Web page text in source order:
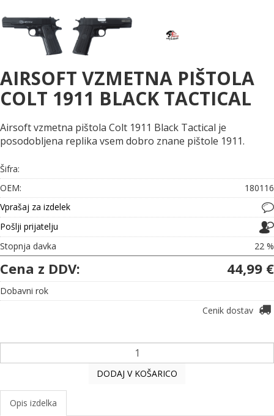
AIRSOFT VZMETNA PIŠTOLA
COLT 1911 BLACK TACTICAL
Airsoft vzmetna pištola Colt 1911 Black Tactical je
posodobljena replika vsem dobro znane pištole 1911.
Šifra:
OEM:
180116
Vprašaj za izdelek
Pošlji prijatelju
Stopnja davka
22 %
Cena z DDV: 44,99 €
Dobavni rok
Cenik dostav
DODAJ V KOŠARICO
Opis izdelka